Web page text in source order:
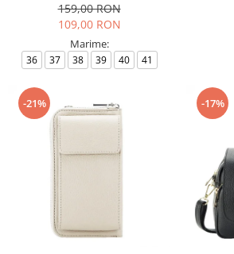
159,00 RON
109,00 RON
Marime:
36 37 38 39 40 41
-21% -17%